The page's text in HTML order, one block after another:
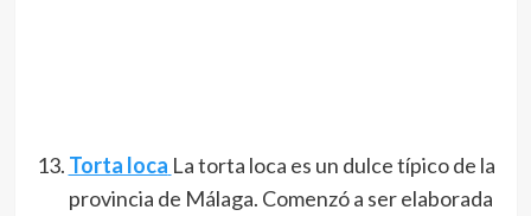
Torta loca La torta loca es un dulce típico de la
provincia de Málaga. Comenzó a ser elaborada